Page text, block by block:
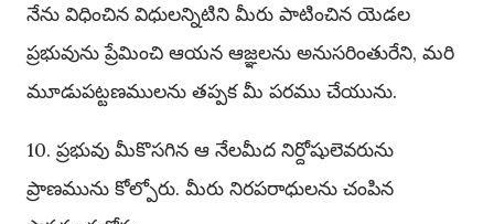
నేను విధించిన విధులన్నిటిని మీరు పాటించిన యెడల
ప్రభువును ప్రేమించి ఆయన ఆజ్ఞలను అనుసరింతురేని, మరి
మూడుపట్టణములను తప్పక మీ పరము చేయును.
10. ప్రభువు మీకొసగిన ఆ నేలమీద నిర్దోషులెవరును
ప్రాణమును కోల్పోరు. మీరు నిరపరాధులను చంపిన